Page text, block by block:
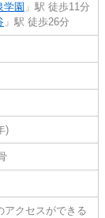
学園 」駅 徒歩11分
」駅 徒歩26分
)
アクセスができる